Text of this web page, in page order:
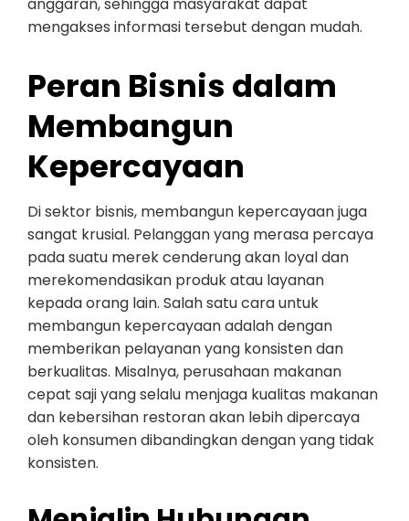
mengakses informasi tersebut dengan mudah.
Peran Bisnis dalam
Membangun
Kepercayaan
Di sektor bisnis, membangun kepercayaan juga
sangat krusial. Pelanggan yang merasa percaya
pada suatu merek cenderung akan loyal dan
merekomendasikan produk atau layanan
kepada orang lain. Salah satu cara untuk
membangun kepercayaan adalah dengan
memberikan pelayanan yang konsisten dan
berkualitas. Misalnya, perusahaan makanan
cepat saji yang selalu menjaga kualitas makanan
dan kebersihan restoran akan lebih dipercaya
oleh konsumen dibandingkan dengan yang tidak
konsisten.